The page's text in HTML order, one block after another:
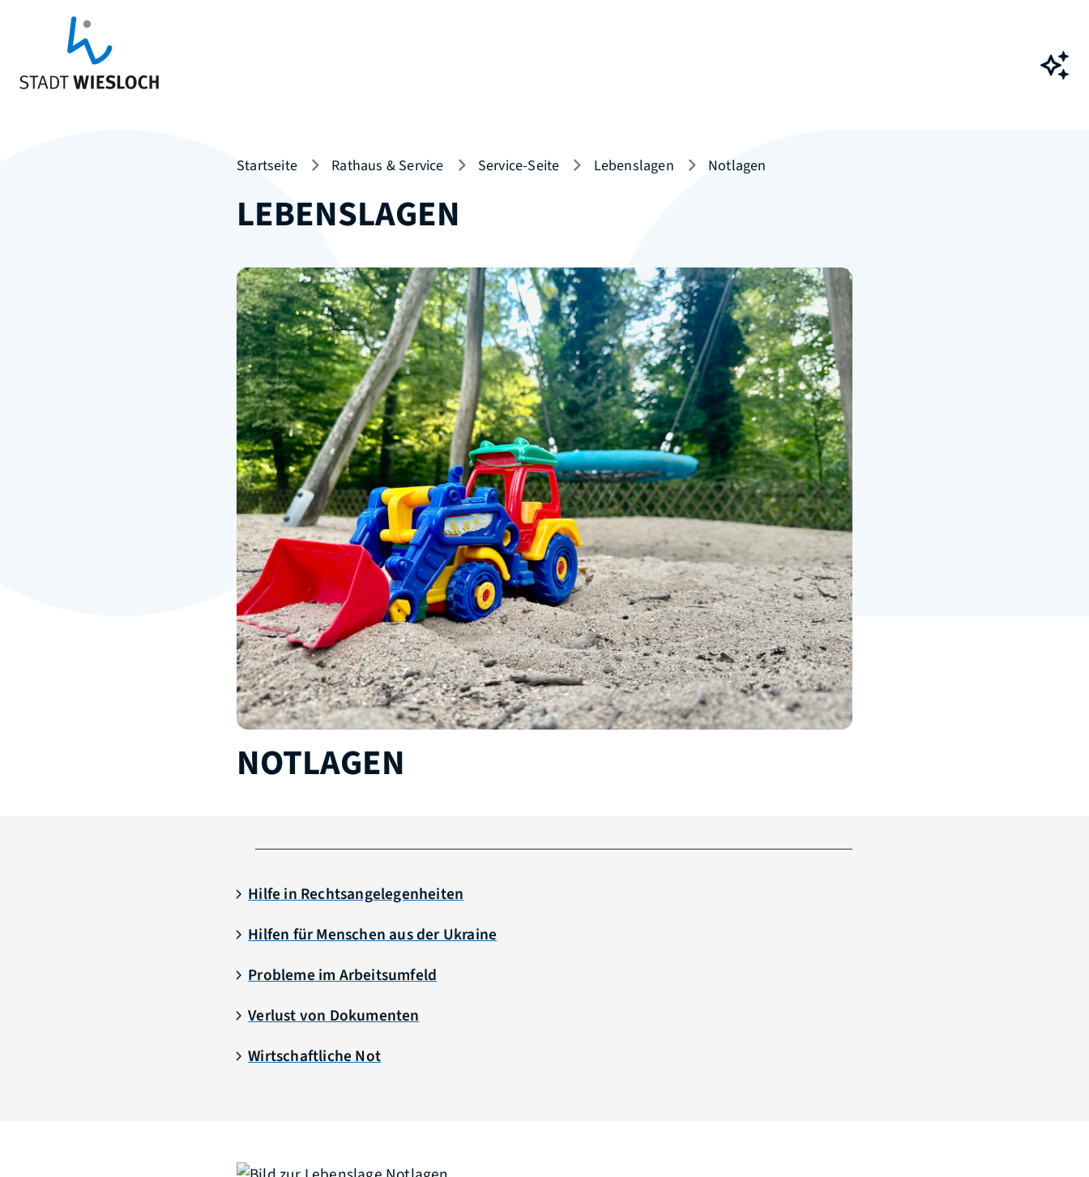
Startseite Rathaus & Service Service-Seite Lebenslagen Notlagen
LEBENSLAGEN
NOTLAGEN
Hilfe in Rechtsangelegenheiten
Hilfen für Menschen aus der Ukraine
Probleme im Arbeitsumfeld
Verlust von Dokumenten
Wirtschaftliche Not